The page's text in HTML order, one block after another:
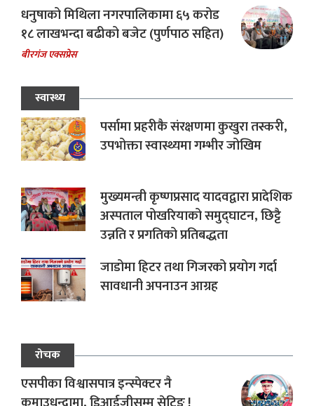
धनुषाको मिथिला नगरपालिकामा ६५ करोड
१८ लाखभन्दा बढीको बजेट (पुर्णपाठ सहित)
बीरगंज एक्सप्रेस
स्वास्थ्य
पर्सामा प्रहरीकै संरक्षणमा कुखुरा तस्करी,
उपभोक्ता स्वास्थ्यमा गम्भीर जोखिम
मुख्यमन्त्री कृष्णप्रसाद यादवद्वारा प्रादेशिक
अस्पताल पोखरियाको समुद्घाटन, छिट्टै
उन्नति र प्रगतिको प्रतिबद्धता
जाडोमा हिटर तथा गिजरको प्रयोग गर्दा
सावधानी अपनाउन आग्रह
रोचक
एसपीका विश्वासपात्र इन्स्पेक्टर नै